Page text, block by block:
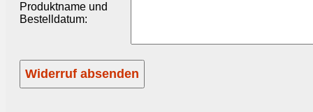
Produktname und
Bestelldatum: